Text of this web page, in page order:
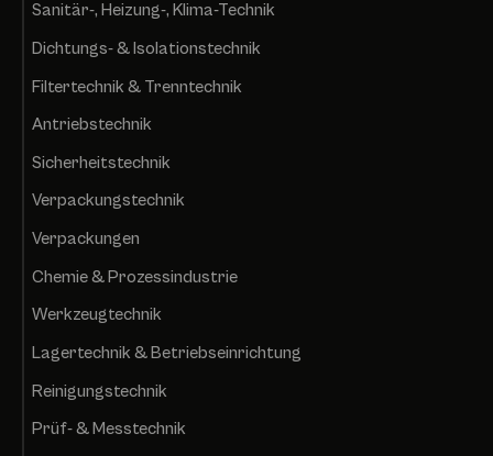
Sanitär-, Heizung-, Klima-Technik
Dichtungs- & Isolationstechnik
Filtertechnik & Trenntechnik
Antriebstechnik
Sicherheitstechnik
Verpackungstechnik
Verpackungen
Chemie & Prozessindustrie
Werkzeugtechnik
Lagertechnik & Betriebseinrichtung
Reinigungstechnik
Prüf- & Messtechnik